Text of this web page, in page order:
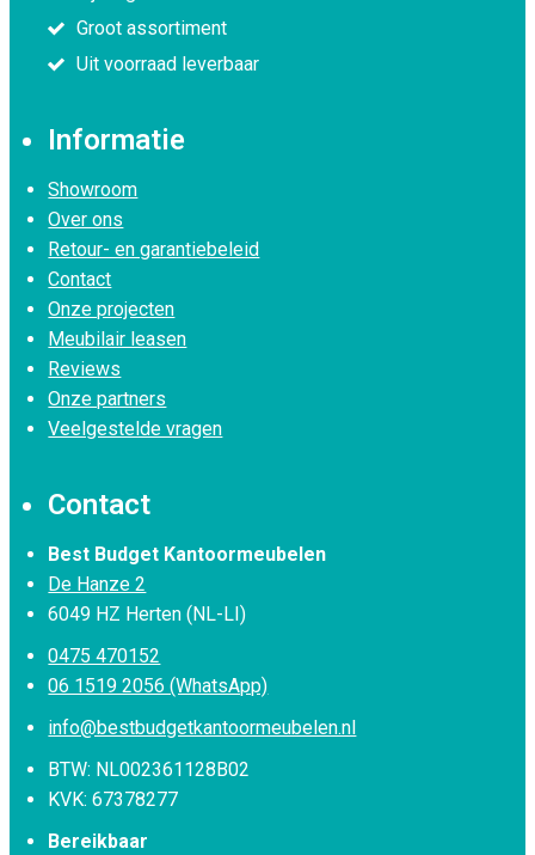
Groot assortiment
Uit voorraad leverbaar
Informatie
Showroom
Over ons
Retour- en garantiebeleid
Contact
Onze projecten
Meubilair leasen
Reviews
Onze partners
Veelgestelde vragen
Contact
Best Budget Kantoormeubelen
De Hanze 2
6049 HZ Herten (NL-LI)
0475 470152
06 1519 2056 (WhatsApp)
info@bestbudgetkantoormeubelen.nl
BTW: NL002361128B02
KVK: 67378277
Bereikbaar